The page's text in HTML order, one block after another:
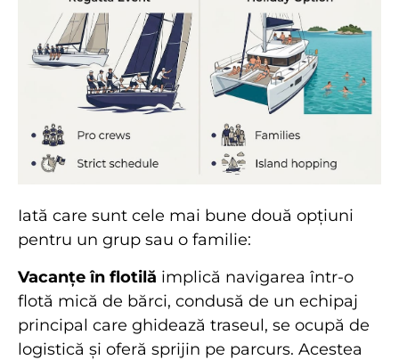
Iată care sunt cele mai bune două opțiuni
pentru un grup sau o familie:
Vacanțe în flotilă implică navigarea într-o
flotă mică de bărci, condusă de un echipaj
principal care ghidează traseul, se ocupă de
logistică și oferă sprijin pe parcurs. Acestea